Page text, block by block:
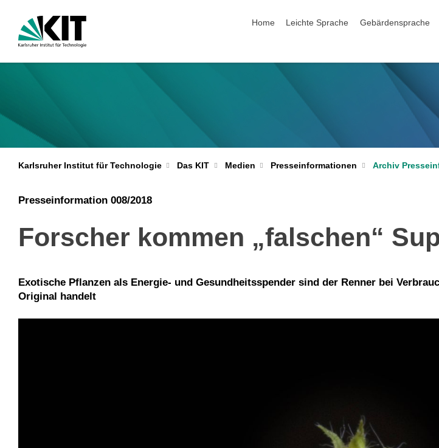
Home
Leichte Sprache Gebärdensprache
Karlsruher Institut für Technologie Das KIT Medien Presseinformationen Archiv
Presseinformation 008/2018
Forscher kommen „falschen“
Exotische Pflanzen als Energie- und Gesundheitsspender sind der Renner bei
Original handelt